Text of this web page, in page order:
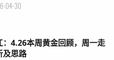
04-30
：4.26本周黄金回顾，周一走
及思路